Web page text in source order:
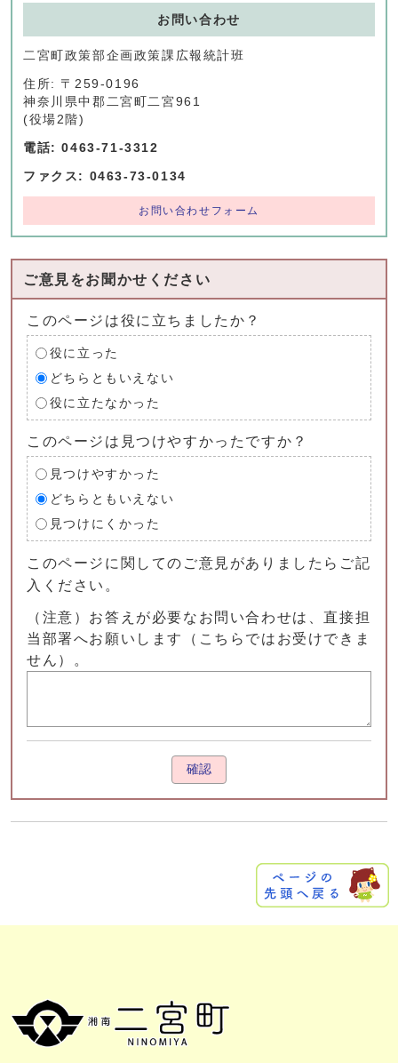
お問い合わせ
二宮町政策部企画政策課広報統計班
住所: 〒259-0196
神奈川県中郡二宮町二宮961
(役場2階)
電話: 0463-71-3312
ファクス: 0463-73-0134
お問い合わせフォーム
ご意見をお聞かせください
このページは役に立ちましたか？
役に立った
どちらともいえない
役に立たなかった
このページは見つけやすかったですか？
見つけやすかった
どちらともいえない
見つけにくかった
このページに関してのご意見がありましたらご記
入ください。
（注意）お答えが必要なお問い合わせは、直接担
当部署へお願いします（こちらではお受けできま
せん）。
確認